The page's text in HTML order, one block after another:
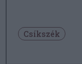
Csíkszék